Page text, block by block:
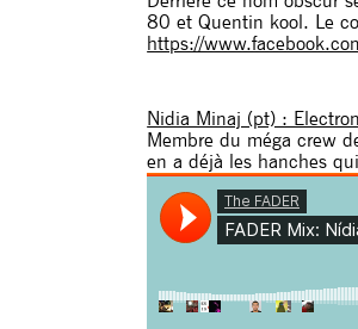
80 et Quentin kool. Le
https://
Nidia Minaj (pt) :
Membre du méga crew
en a déjà les hanches